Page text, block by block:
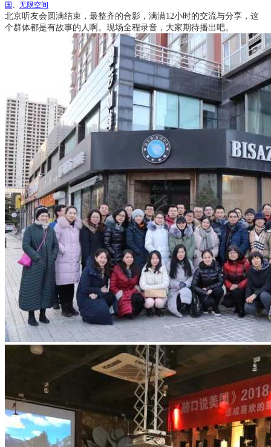
国 、 无限空间
北京听友会圆满结束，最整齐的合影，满满12小时的交流与分享，这
个群体都是有故事的人啊。现场全程录音，大家期待播出吧。 ​​​​